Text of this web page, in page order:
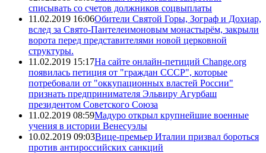
списывать со счетов должников соцвыплаты
11.02.2019 16:06Обители Святой Горы, Зограф и Дохиар,
вслед за Свято-Пантелеимоновым монастырём, закрыли
ворота перед представителями новой церковной
структуры.
11.02.2019 15:17На сайте онлайн-петиций Change.org
появилась петиция от "граждан СССР", которые
потребовали от "оккупационных властей России"
признать предпринимателя Эльвиру Агурбаш
президентом Советского Союза
11.02.2019 08:59Мадуро открыл крупнейшие военные
учения в истории Венесуэлы
10.02.2019 09:03Вице-премьер Италии призвал бороться
против антироссийских санкций